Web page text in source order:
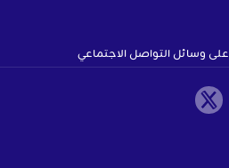
وسائل التواصل الاجتماعي